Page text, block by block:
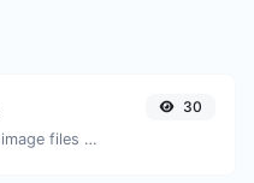
Easily convert JPG image files to PNG.
30